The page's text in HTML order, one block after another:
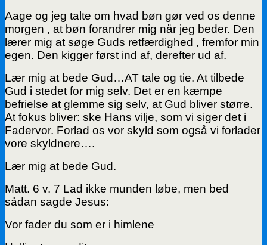
Aage og jeg talte om hvad bøn gør ved os denne
morgen , at bøn forandrer mig når jeg beder. Den
lærer mig at søge Guds retfærdighed , fremfor min
egen. Den kigger først ind af, derefter ud af.
Lær mig at bede Gud…AT tale og tie. At tilbede
Gud i stedet for mig selv. Det er en kæmpe
befrielse at glemme sig selv, at Gud bliver større.
At fokus bliver: ske Hans vilje, som vi siger det i
Fadervor. Forlad os vor skyld som også vi forlader
vore skyldnere….
Lær mig at bede Gud.
Matt. 6 v. 7 Lad ikke munden løbe, men bed
sådan sagde Jesus:
Vor fader du som er i himlene